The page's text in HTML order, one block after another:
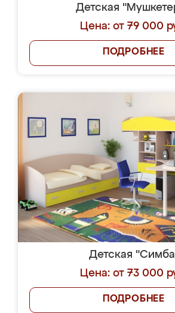
Детская
Цена: от 79 000
ПОДРОБНЕЕ
Детская
Цена: от 73 000
ПОДРОБНЕЕ